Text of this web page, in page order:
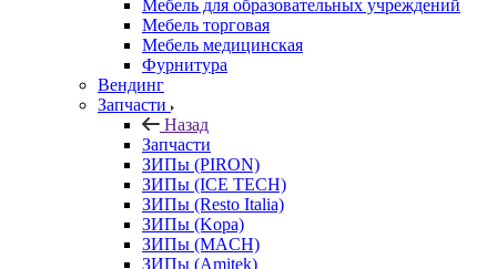
Мебель для образовательных учреждений
Мебель торговая
Мебель медицинская
Фурнитура
Вендинг
Запчасти
Назад
Запчасти
ЗИПы (PIRON)
ЗИПы (ICE TECH)
ЗИПы (Resto Italia)
ЗИПы (Kopa)
ЗИПы (MACH)
ЗИПы (Amitek)